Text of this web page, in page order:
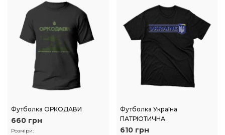
Футболка ОРКОДАВИ
660 грн
Розміри:
Футболка Україна
ПАТРІОТИЧНА
610 грн